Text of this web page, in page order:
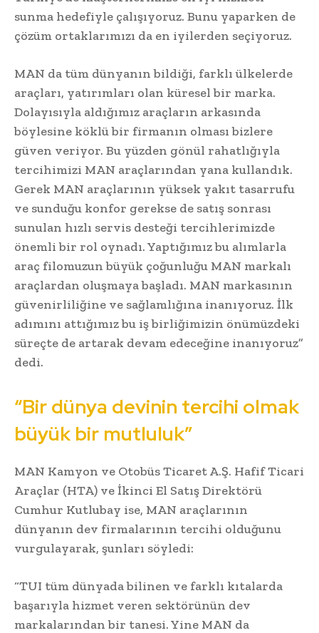
sunma hedefiyle çalışıyoruz. Bunu yaparken de
çözüm ortaklarımızı da en iyilerden seçiyoruz.
MAN da tüm dünyanın bildiği, farklı ülkelerde
araçları, yatırımları olan küresel bir marka.
Dolayısıyla aldığımız araçların arkasında
böylesine köklü bir firmanın olması bizlere
güven veriyor. Bu yüzden gönül rahatlığıyla
tercihimizi MAN araçlarından yana kullandık.
Gerek MAN araçlarının yüksek yakıt tasarrufu
ve sunduğu konfor gerekse de satış sonrası
sunulan hızlı servis desteği tercihlerimizde
önemli bir rol oynadı. Yaptığımız bu alımlarla
araç filomuzun büyük çoğunluğu MAN markalı
araçlardan oluşmaya başladı. MAN markasının
güvenirliliğine ve sağlamlığına inanıyoruz. İlk
adımını attığımız bu iş birliğimizin önümüzdeki
süreçte de artarak devam edeceğine inanıyoruz”
dedi.
“Bir dünya devinin tercihi olmak
büyük bir mutluluk”
MAN Kamyon ve Otobüs Ticaret A.Ş. Hafif Ticari
Araçlar (HTA) ve İkinci El Satış Direktörü
Cumhur Kutlubay ise, MAN araçlarının
dünyanın dev firmalarının tercihi olduğunu
vurgulayarak, şunları söyledi:
“TUI tüm dünyada bilinen ve farklı kıtalarda
başarıyla hizmet veren sektörünün dev
markalarından bir tanesi. Yine MAN da